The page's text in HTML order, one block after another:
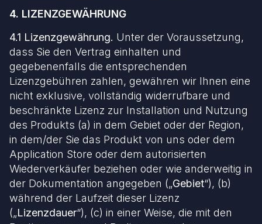
4. LIZENZGEWÄHRUNG
4.1 Lizenzgewährung. Unter der Voraussetzung,
dass Sie den Vertrag einhalten und
gegebenenfalls die entsprechenden
Lizenzgebühren zahlen, gewähren wir Ihnen eine
nicht exklusive, vollständig widerrufbare und
beschränkte Lizenz zur Installation und Nutzung
des Produkts (a) in dem Gebiet oder der Region,
in dem/der Sie das Produkt von uns oder dem
Application Store oder dem autorisierten
Wiederverkäufer beziehen oder wie anderweitig in
der Dokumentation angegeben („Gebiet“), (b)
während der Laufzeit dieser Lizenz
(„Lizenzdauer“), (c) in einer Weise, die mit den